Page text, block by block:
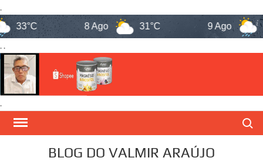
.
Ago 31°C 9 Ago 10
. .
.
Skip
BLOG DO VALMIR ARAÚJO